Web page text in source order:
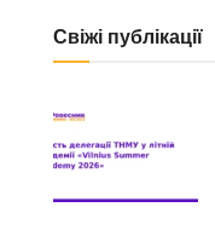
Свіжі публікації